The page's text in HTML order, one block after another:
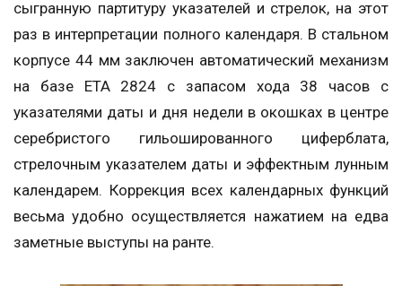
сыгранную партитуру указателей и стрелок, на этот
раз в интерпретации полного календаря. В стальном
корпусе 44 мм заключен автоматический механизм
на базе ЕТА 2824 с запасом хода 38 часов с
указателями даты и дня недели в окошках в центре
серебристого гильошированного циферблата,
стрелочным указателем даты и эффектным лунным
календарем. Коррекция всех календарных функций
весьма удобно осуществляется нажатием на едва
заметные выступы на ранте.